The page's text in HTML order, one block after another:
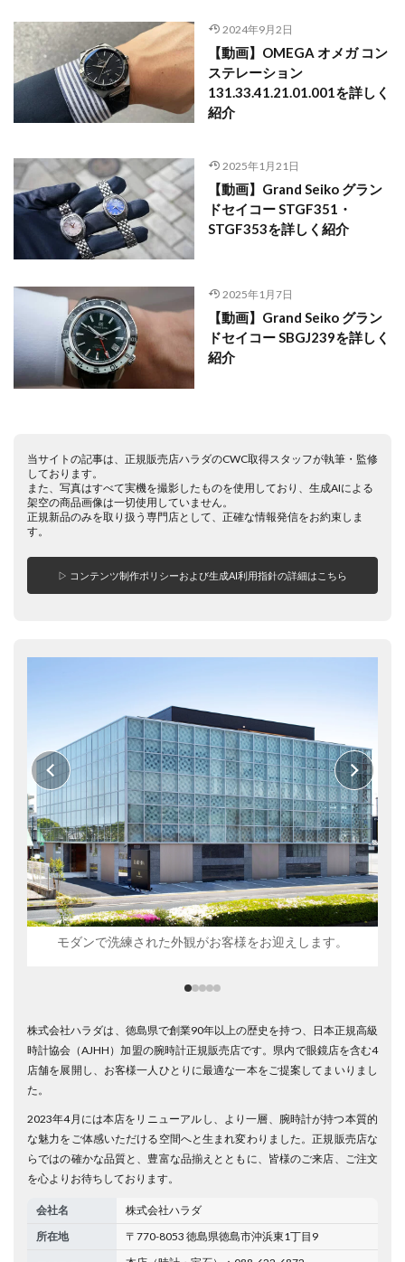
2024年9月2日
【動画】OMEGA オメガ コン
ステレーション
131.33.41.21.01.001を詳しく
紹介
2025年1月21日
【動画】Grand Seiko グラン
ドセイコー STGF351・
STGF353を詳しく紹介
2025年1月7日
【動画】Grand Seiko グラン
ドセイコー SBGJ239を詳しく
紹介
当サイトの記事は、正規販売店ハラダのCWC取得スタッフが執筆・監修
しております。
また、写真はすべて実機を撮影したものを使用しており、生成AIによる
架空の商品画像は一切使用していません。
正規新品のみを取り扱う専門店として、正確な情報発信をお約束しま
す。
▷ コンテンツ制作ポリシーおよび生成AI利用指針の詳細はこちら
モダンで洗練された外観がお客様をお迎えします。
株式会社ハラダは、徳島県で創業90年以上の歴史を持つ、日本正規高級
時計協会（AJHH）加盟の腕時計正規販売店です。県内で眼鏡店を含む4
店舗を展開し、お客様一人ひとりに最適な一本をご提案してまいりまし
た。
2023年4月には本店をリニューアルし、より一層、腕時計が持つ本質的
な魅力をご体感いただける空間へと生まれ変わりました。正規販売店な
らではの確かな品質と、豊富な品揃えとともに、皆様のご来店、ご注文
を心よりお待ちしております。
会社名
株式会社ハラダ
所在地
〒770-8053 徳島県徳島市沖浜東1丁目9